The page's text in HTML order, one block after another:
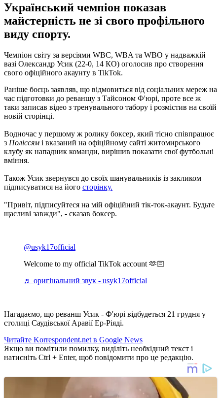
Український чемпіон показав
майстерність не зі свого профільного
виду спорту.
Чемпіон світу за версіями WBC, WBA та WBO у надважкій
вазі Олександр Усик (22-0, 14 КО) оголосив про створення
свого офіційного акаунту в TikTok.
Раніше боєць заявляв, що відмовиться від соціальних мереж на
час підготовки до реваншу з Тайсоном Ф'юрі, проте все ж
таки записав відео з тренувального табору і розмістив на своїй
новій сторінці.
Водночас у першому ж ролику боксер, який тісно співпрацює
з Поліссям і вказаний на офіційному сайті житомирського
клубу як нападник команди, вирішив показати свої футбольні
вміння.
Також Усик звернувся до своїх шанувальників із закликом
підписуватися на його сторінку.
"Привіт, підписуйтеся на мій офіційний тік-ток-акаунт. Будьте
щасливі завжди", - сказав боксер.
@usyk17official
Welcome to my official TikTok account 🫶🏻
♬ оригінальний звук - usyk17official
Нагадаємо, що реванш Усик - Ф'юрі відбудеться 21 грудня у
столиці Саудівської Аравії Ер-Ріяді.
Читайте Korrespondent.net в Google News
Якщо ви помітили помилку, виділіть необхідний текст і
натисніть Ctrl + Enter, щоб повідомити про це редакцію.